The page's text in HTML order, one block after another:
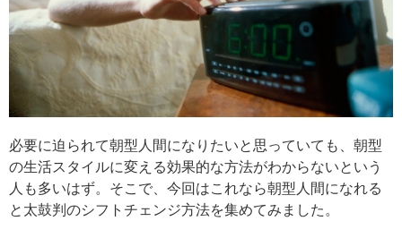
必要に迫られて朝型人間になりたいと思っていても、朝型
の生活スタイルに変える効果的な方法がわからないという
人も多いはず。そこで、今回はこれなら朝型人間になれる
と太鼓判のシフトチェンジ方法を集めてみました。